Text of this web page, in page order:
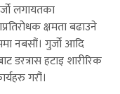
लगायतका
क्षमता बढाउने
नबसौं। गुर्जो आदि
डरत्रास हटाइ शारीरिक
गरौं।